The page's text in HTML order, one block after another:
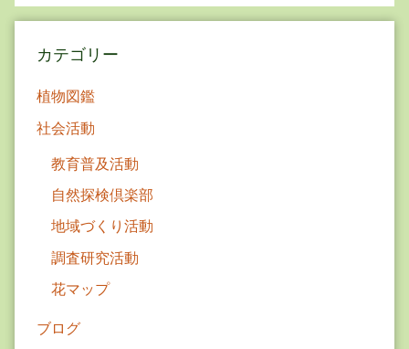
シ
カテゴリー
植物図鑑
社会活動
教育普及活動
自然探検倶楽部
地域づくり活動
調査研究活動
花マップ
ブログ